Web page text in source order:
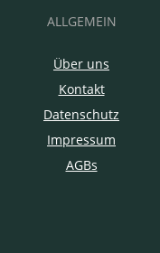
ALLGEMEIN
Über uns
Kontakt
Datenschutz
Impressum
AGBs